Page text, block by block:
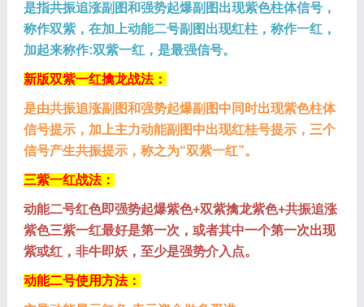
是指共振追涨副图和强势起爆副图出现紫色柱体信号，
称作双紫，在加上动能二号副图出现红柱，称作一红，
加起来称作:双紫一红，是最强信号。
新版双紫一红擒龙战法：
是由共振追涨副图和强势起爆副图中同时出现紫色柱体
信号提示，加上主力动能副图中出现红桂号提示，三个
信号产生共振提示，称之为“双紫一红”。
三紫一红战法：
动能二号红色即强势起爆紫色+双紫擒龙紫色+共振追涨
紫色三紫一红最好是第一次，或者其中一个第一次出现
紫或红，非牛即妖，至少是强势介入点。
动能二号使用方法：